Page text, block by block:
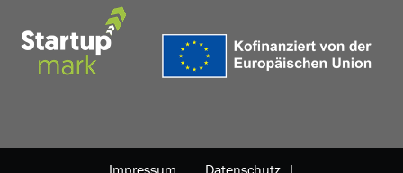
Impressum Datenschutz |